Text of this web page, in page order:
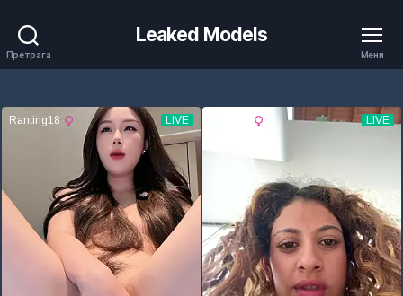
Претрага
Leaked Models
Мени